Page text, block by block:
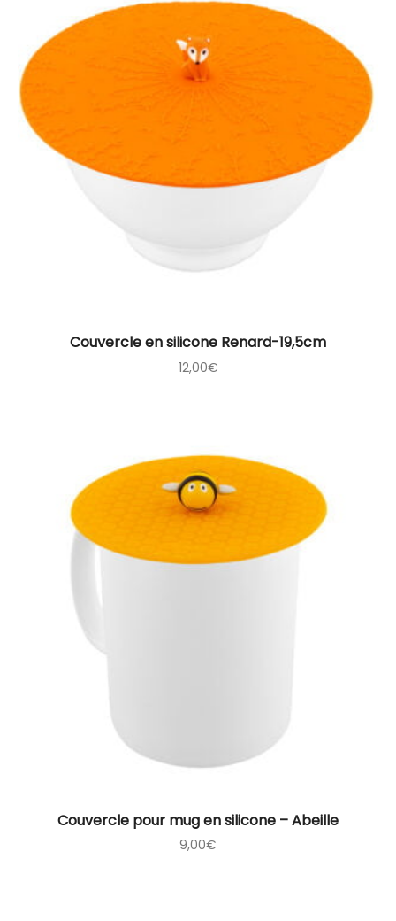
Couvercle en silicone Renard-19,5cm
12,00€
Couvercle pour mug en silicone – Abeille
9,00€